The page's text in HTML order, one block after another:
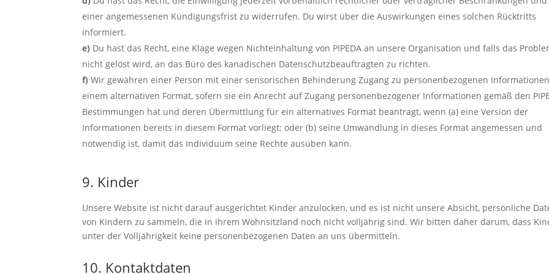
einer angemessenen Kündigungsfrist zu widerrufen. Du wirst über die Auswirkungen eines solchen Rücktritts
informiert.
Du hast das Recht, eine Klage wegen Nichteinhaltung von PIPEDA an unsere Organisation und falls das
nicht gelöst wird, an das Büro des kanadischen Datenschutzbeauftragten zu richten.
Wir gewähren einer Person mit einer sensorischen Behinderung Zugang zu personenbezogenen
einem alternativen Format, sofern sie ein Anrecht auf Zugang personenbezogener Informationen gemäß den
Bestimmungen hat und deren Übermittlung für ein alternatives Format beantragt, wenn (a) eine Version der
Informationen bereits in diesem Format vorliegt; oder (b) seine Umwandlung in dieses Format angemessen und
notwendig ist, damit das Individuum seine Rechte ausüben kann.
9. Kinder
Unsere Website ist nicht darauf ausgerichtet Kinder anzulocken, und es ist nicht unsere Absicht, persönliche
von Kindern zu sammeln, die in ihrem Wohnsitzland noch nicht volljährig sind. Wir bitten daher darum, dass
unter der Volljährigkeit keine personenbezogenen Daten an uns übermitteln.
10. Kontaktdaten